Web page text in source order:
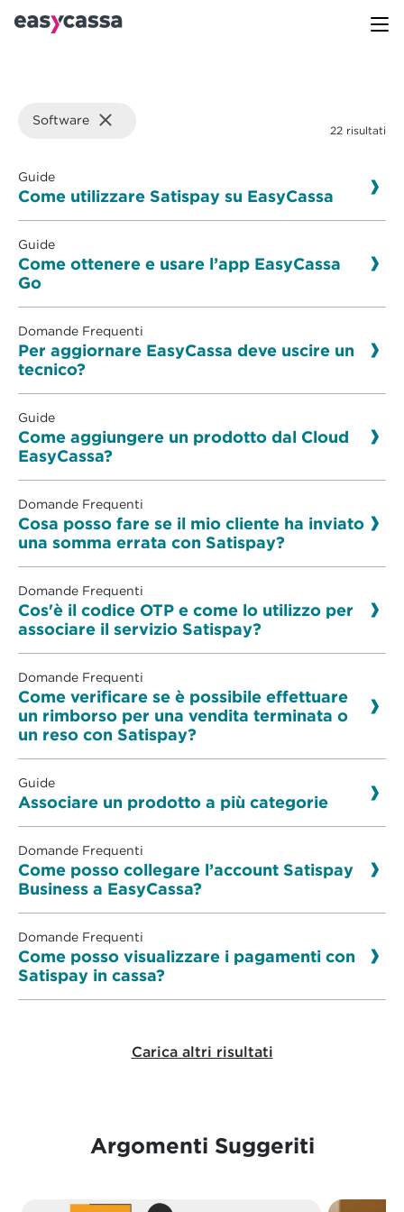
Software
22 risultati
Guide
Come utilizzare Satispay su EasyCassa
Guide
Come ottenere e usare l’app EasyCassa
Go
Domande Frequenti
Per aggiornare EasyCassa deve uscire un
tecnico?
Guide
Come aggiungere un prodotto dal Cloud
EasyCassa?
Domande Frequenti
Cosa posso fare se il mio cliente ha inviato
una somma errata con Satispay?
Domande Frequenti
Cos'è il codice OTP e come lo utilizzo per
associare il servizio Satispay?
Domande Frequenti
Come verificare se è possibile effettuare
un rimborso per una vendita terminata o
un reso con Satispay?
Guide
Associare un prodotto a più categorie
Domande Frequenti
Come posso collegare l’account Satispay
Business a EasyCassa?
Domande Frequenti
Come posso visualizzare i pagamenti con
Satispay in cassa?
Carica altri risultati
Argomenti Suggeriti